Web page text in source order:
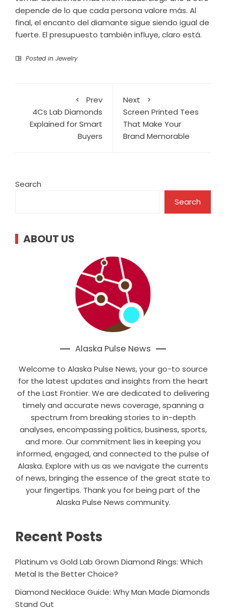
depende de lo que cada persona valore más. Al
final, el encanto del diamante sigue siendo igual de
fuerte. El presupuesto también influye, claro está.
Posted in Jewelry
Prev
4Cs Lab Diamonds
Explained for Smart
Buyers
Next
Screen Printed Tees
That Make Your
Brand Memorable
Search
Search
ABOUT US
Alaska Pulse News
Welcome to Alaska Pulse News, your go-to source
for the latest updates and insights from the heart
of the Last Frontier. We are dedicated to delivering
timely and accurate news coverage, spanning a
spectrum from breaking stories to in-depth
analyses, encompassing politics, business, sports,
and more. Our commitment lies in keeping you
informed, engaged, and connected to the pulse of
Alaska. Explore with us as we navigate the currents
of news, bringing the essence of the great state to
your fingertips. Thank you for being part of the
Alaska Pulse News community.
Recent Posts
Platinum vs Gold Lab Grown Diamond Rings: Which
Metal Is the Better Choice?
Diamond Necklace Guide: Why Man Made Diamonds
Stand Out